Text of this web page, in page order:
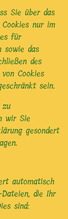
Sie über das
nur im
für
sowie das
des
Cookies
sein.
wir Sie
gesondert
automatisch
die Ihr
sind: